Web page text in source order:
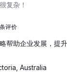
复杂！
评价
帮助企业发展，提
Australia